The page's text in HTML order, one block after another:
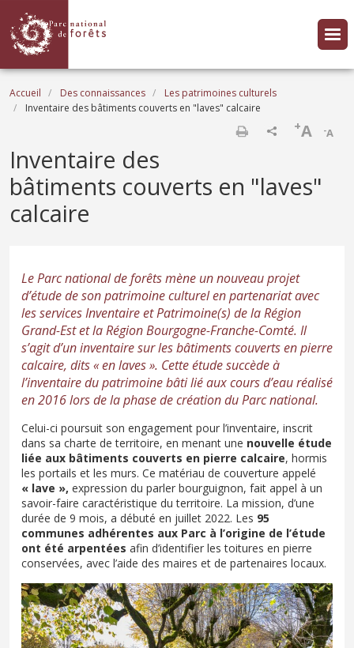
Fil d'Ariane
Accueil Des connaissances
Les patrimoines culturels
Inventaire des bâtiments couverts en "laves" calcaire
-A
+A
Inventaire des
bâtiments couverts en "laves"
calcaire
Le Parc national de forêts mène un nouveau projet
d’étude de son patrimoine culturel en partenariat avec
les services Inventaire et Patrimoine(s) de la Région
Grand-Est et la Région Bourgogne-Franche-Comté. Il
s’agit d’un inventaire sur les bâtiments couverts en pierre
calcaire, dits « en laves ». Cette étude succède à
l’inventaire du patrimoine bâti lié aux cours d’eau réalisé
en 2016 lors de la phase de création du Parc national.
Celui-ci poursuit son engagement pour l’inventaire, inscrit
dans sa charte de territoire, en menant une nouvelle étude
liée aux bâtiments couverts en pierre calcaire, hormis
les portails et les murs. Ce matériau de couverture appelé
« lave », expression du parler bourguignon, fait appel à un
savoir-faire caractéristique du territoire. La mission, d’une
durée de 9 mois, a débuté en juillet 2022. Les 95
communes adhérentes aux Parc à l’origine de l’étude
ont été arpentées afin d’identifier les toitures en pierre
conservées, avec l’aide des maires et de partenaires locaux.